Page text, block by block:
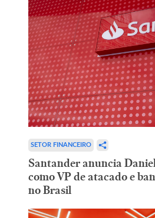
SETOR FINANCEIRO
Santander anuncia
como VP de atacado e
no Brasil